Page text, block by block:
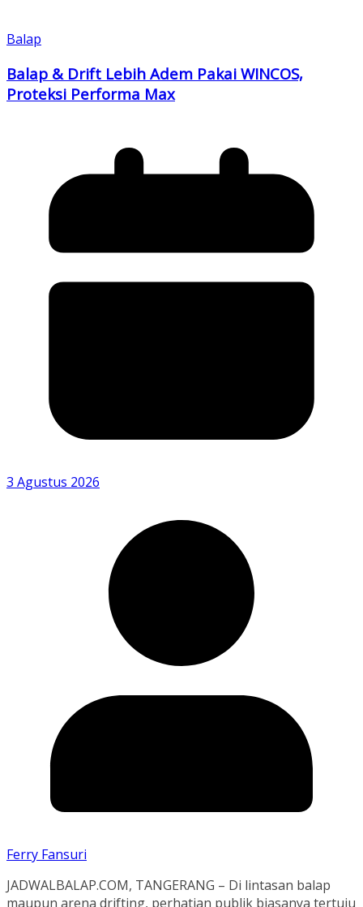
Balap
Balap & Drift Lebih Adem Pakai WINCOS,
Proteksi Performa Max
3 Agustus 2026
Ferry Fansuri
JADWALBALAP.COM, TANGERANG – Di lintasan balap
maupun arena drifting, perhatian publik biasanya tertuju